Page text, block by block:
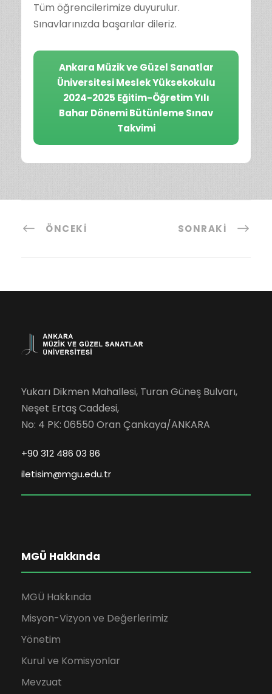
Tüm öğrencilerimize duyurulur.
Sınavlarınızda başarılar dileriz.
Ankara Müzik ve Güzel Sanatlar
Üniversitesi Meslek Yüksekokulu
2024-2025 Eğitim-Öğretim Yılı
Bahar Dönemi Bütünleme Sınav
Takvimi
ÖNCEKI SONRAKI
Yukarı Dikmen Mahallesi, Turan Güneş Bulvarı,
Neşet Ertaş Caddesi,
No: 4 PK: 06550 Oran Çankaya/ANKARA
+90 312 486 03 86
iletisim@mgu.edu.tr
MGÜ Hakkında
MGÜ Hakkında
Misyon-Vizyon ve Değerlerimiz
Yönetim
Kurul ve Komisyonlar
Mevzuat